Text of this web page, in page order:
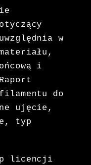
w
i
do
ujęcie,
typ
licencji